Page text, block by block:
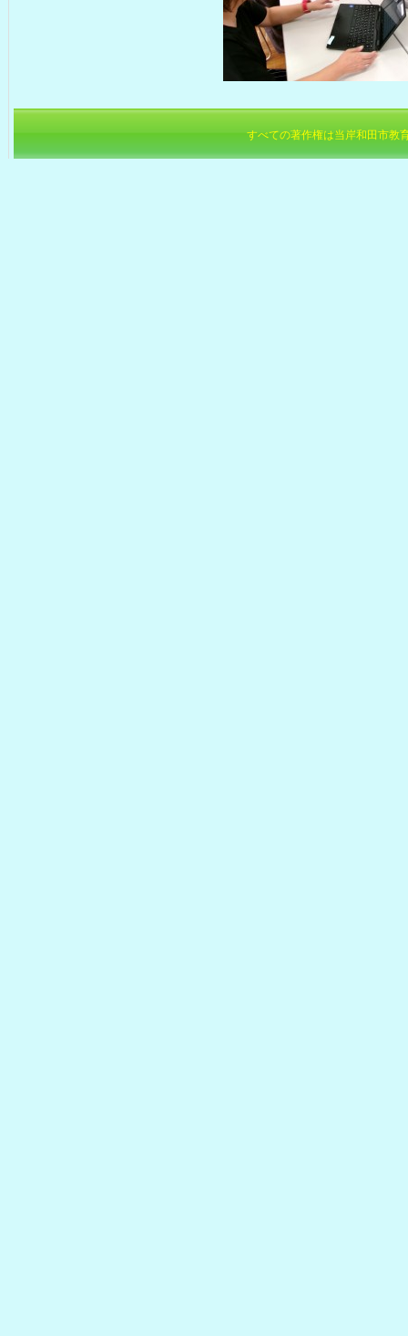
すべての著作権は当岸和田市